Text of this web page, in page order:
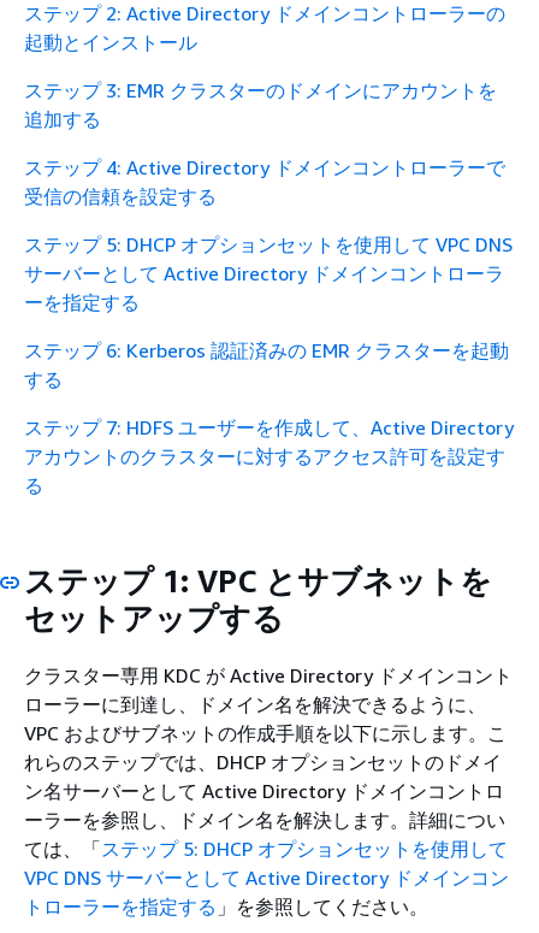
ステップ 2: Active Directory ドメインコントローラーの
起動とインストール
ステップ 3: EMR クラスターのドメインにアカウントを
追加する
ステップ 4: Active Directory ドメインコントローラーで
受信の信頼を設定する
ステップ 5: DHCP オプションセットを使用して VPC DNS
サーバーとして Active Directory ドメインコントローラ
ーを指定する
ステップ 6: Kerberos 認証済みの EMR クラスターを起動
する
ステップ 7: HDFS ユーザーを作成して、Active Directory
アカウントのクラスターに対するアクセス許可を設定す
る
ステップ 1: VPC とサブネットを
セットアップする
クラスター専用 KDC が Active Directory ドメインコント
ローラーに到達し、ドメイン名を解決できるように、
VPC およびサブネットの作成手順を以下に示します。こ
れらのステップでは、DHCP オプションセットのドメイ
ン名サーバーとして Active Directory ドメインコントロ
ーラーを参照し、ドメイン名を解決します。詳細につい
ては、「ステップ 5: DHCP オプションセットを使用して
VPC DNS サーバーとして Active Directory ドメインコン
トローラーを指定する 」を参照してください。